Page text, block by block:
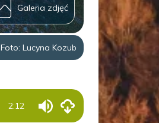
Galeria zdjęć
Foto: Lucyna Kozub
2:12